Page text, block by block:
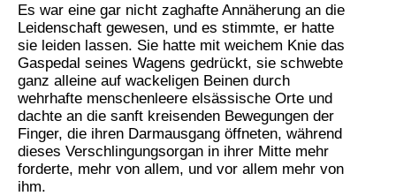
Es war eine gar nicht zaghafte Annäherung an die
Leidenschaft gewesen, und es stimmte, er hatte
sie leiden lassen. Sie hatte mit weichem Knie das
Gaspedal seines Wagens gedrückt, sie schwebte
ganz alleine auf wackeligen Beinen durch
wehrhafte menschenleere elsässische Orte und
dachte an die sanft kreisenden Bewegungen der
Finger, die ihren Darmausgang öffneten, während
dieses Verschlingungsorgan in ihrer Mitte mehr
forderte, mehr von allem, und vor allem mehr von
ihm.